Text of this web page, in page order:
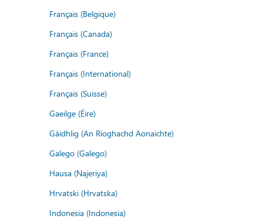
Français (Belgique)
Français (Canada)
Français (France)
Français (International)
Français (Suisse)
Gaeilge (Éire)
Gàidhlig (An Rìoghachd Aonaichte)
Galego (Galego)
Hausa (Najeriya)
Hrvatski (Hrvatska)
Indonesia (Indonesia)